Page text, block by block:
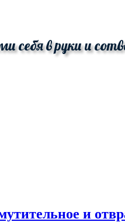
себя в руки и
и